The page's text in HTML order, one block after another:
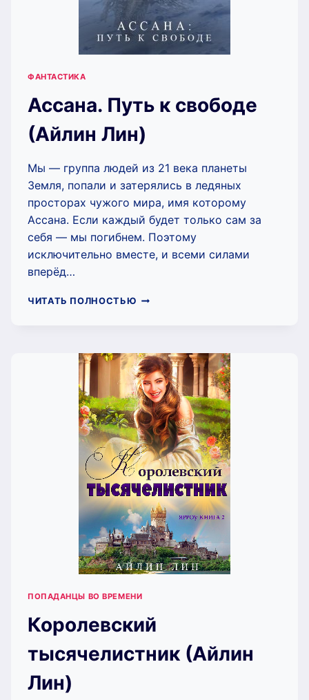
ФАНТАСТИКА
Ассана. Путь к свободе
(Айлин Лин)
Мы — группа людей из 21 века планеты
Земля, попали и затерялись в ледяных
просторах чужого мира, имя которому
Ассана. Если каждый будет только сам за
себя — мы погибнем. Поэтому
исключительно вместе, и всеми силами
вперёд…
ЧИТАТЬ ПОЛНОСТЬЮ АССАНА.
(АЙЛИН
ЛИН)
ПОПАДАНЦЫ ВО ВРЕМЕНИ
Королевский
тысячелистник (Айлин
Лин)